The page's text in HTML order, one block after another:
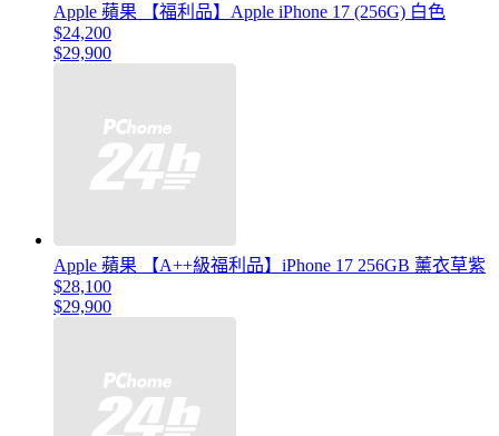
Apple 蘋果 【福利品】Apple iPhone 17 (256G) 白色
$24,200
$29,900
Apple 蘋果 【A++級福利品】iPhone 17 256GB 薰衣草紫
$28,100
$29,900